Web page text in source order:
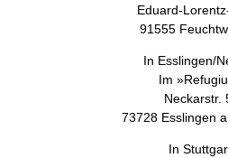
Eduard-
91555
In Esslingen/
Im
Neckarstr.
73728 Esslingen
In
Melanie
SEHR